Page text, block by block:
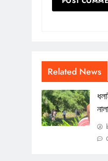
Related News